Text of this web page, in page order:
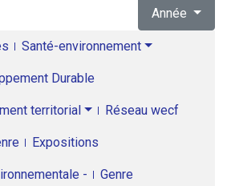
Année
Santé-environnement
Durable
territorial Réseau wecf
Expositions
- Genre